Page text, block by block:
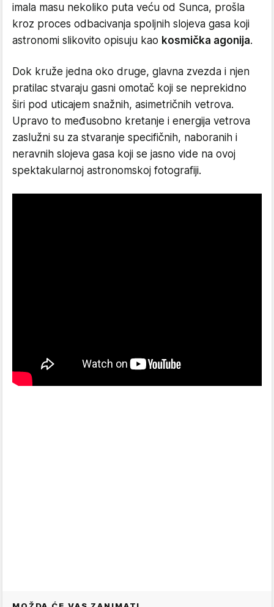
imala masu nekoliko puta veću od Sunca, prošla
kroz proces odbacivanja spoljnih slojeva gasa koji
astronomi slikovito opisuju kao kosmička agonija.
Dok kruže jedna oko druge, glavna zvezda i njen
pratilac stvaraju gasni omotač koji se neprekidno
širi pod uticajem snažnih, asimetričnih vetrova.
Upravo to međusobno kretanje i energija vetrova
zaslužni su za stvaranje specifičnih, naboranih i
neravnih slojeva gasa koji se jasno vide na ovoj
spektakularnoj astronomskoj fotografiji.